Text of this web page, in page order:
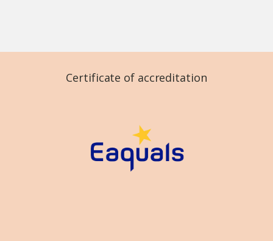
Certificate of accreditation